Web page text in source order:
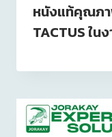
หนังแท้คุณภา
TACTUS ใน